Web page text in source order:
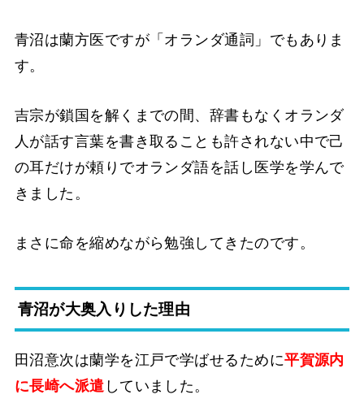
青沼は蘭方医ですが「オランダ通詞」でもありま
す。
吉宗が鎖国を解くまでの間、辞書もなくオランダ
人が話す言葉を書き取ることも許されない中で己
の耳だけが頼りでオランダ語を話し医学を学んで
きました。
まさに命を縮めながら勉強してきたのです。
青沼が大奥入りした理由
田沼意次は蘭学を江戸で学ばせるために平賀源内
に長崎へ派遣 していました。